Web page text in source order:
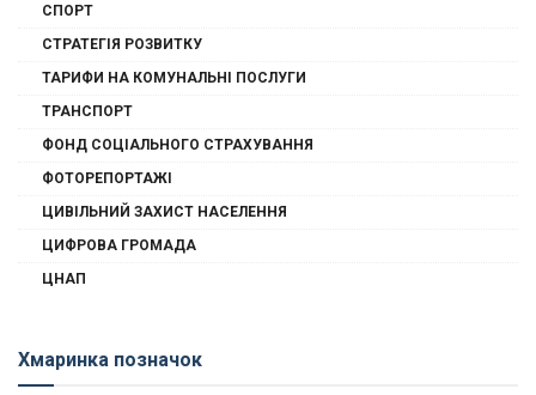
СПОРТ
СТРАТЕГІЯ РОЗВИТКУ
ТАРИФИ НА КОМУНАЛЬНІ ПОСЛУГИ
ТРАНСПОРТ
ФОНД СОЦІАЛЬНОГО СТРАХУВАННЯ
ФОТОРЕПОРТАЖІ
ЦИВІЛЬНИЙ ЗАХИСТ НАСЕЛЕННЯ
ЦИФРОВА ГРОМАДА
ЦНАП
Хмаринка позначок